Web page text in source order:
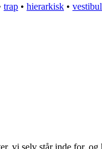
trap • hierarkisk •